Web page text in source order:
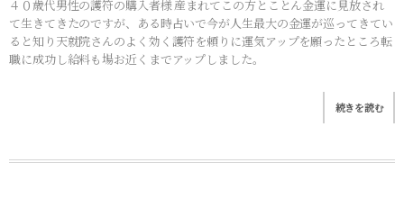
４０歳代男性の護符の購入者様 産まれてこの方とことん金運に見放され
て生きてきたのですが、ある時占いで今が人生最大の金運が巡ってきてい
ると知り天就院さんのよく効く護符を頼りに運気アップを願ったところ転
職に成功し給料も場お近くまでアップしました。
続きを読む